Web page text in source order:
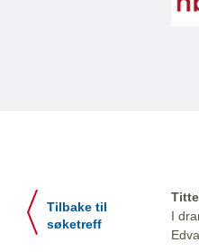
Tilbake til
søketreff
I